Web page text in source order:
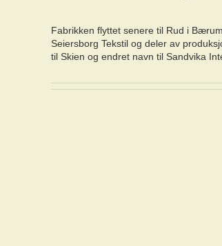
Fabrikken flyttet senere til Rud i
Seiersborg Tekstil og deler av
til Skien og endret navn til Sandvika